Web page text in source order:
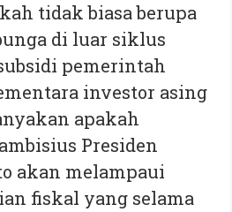
tidak biasa berupa
di luar siklus
pemerintah
investor asing
apakah
Presiden
akan melampaui
fiskal yang selama